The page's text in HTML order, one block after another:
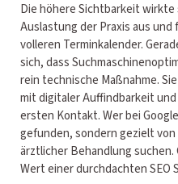
Die höhere Sichtbarkeit
Auslastung der Praxis aus
volleren Terminkalender.
sich, dass
rein technische Maßnahme.
mit digitaler Auffindbarkeit
ersten Kontakt. Wer bei
gefunden, sondern gezielt
ärztlicher Behandlung
Wert einer durchdachten SEO